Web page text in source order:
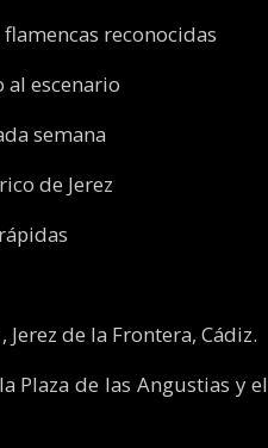
reconocidas
escenario
semana
de Jerez
de la Frontera, Cádiz.
Plaza de las Angustias y el